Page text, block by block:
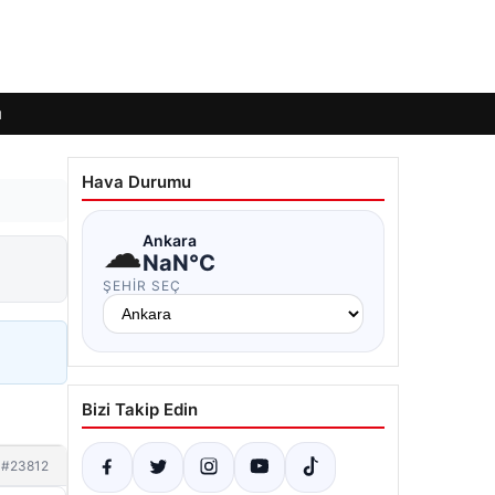
#23812
Hava Durumu
☁Ankara
NaN°C
ŞEHIR SEÇ
Bizi Takip Edin